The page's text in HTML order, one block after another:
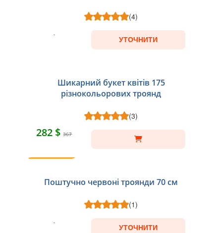
(4)
УТОЧНИТИ
Шикарний букет квітів 175
різнокольорових троянд
(3)
282 $367
Поштучно червоні троянди 70 см
(1)
УТОЧНИТИ